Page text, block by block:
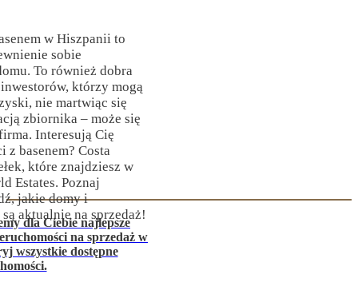
w Hiszpanii to
sobie
To również dobra
którzy mogą
nie martwiąc się
zbiornika – może się
Interesują Cię
z basenem? Costa
które znajdziesz w
Estates. Poznaj
jakie domy i
aktualnie na sprzedaż!
dla Ciebie najlepsze
na sprzedaż w
wszystkie dostępne